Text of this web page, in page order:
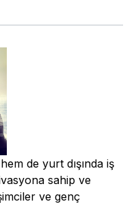
de yurt dışında iş
sahip ve
ve genç